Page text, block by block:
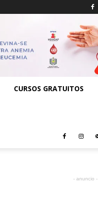
CURSOS GRATUITOS
- anuncio -